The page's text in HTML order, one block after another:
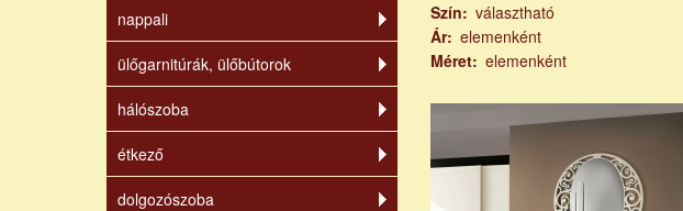
nappali
ülőgarnitúrák, ülőbútorok
hálószoba
étkező
dolgozószoba
Szín
választható
Ár elemenként
Méret elemenként